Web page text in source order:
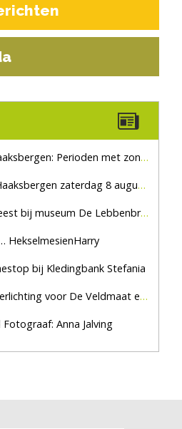
Perioden met zon en droog
zaterdag 8 augustus, marktplein Haaksbergen
bij museum De Lebbenbrugge
HekselmesienHarry
bij Kledingbank Stefania
voor De Veldmaat en De Pas
Anna Jalving